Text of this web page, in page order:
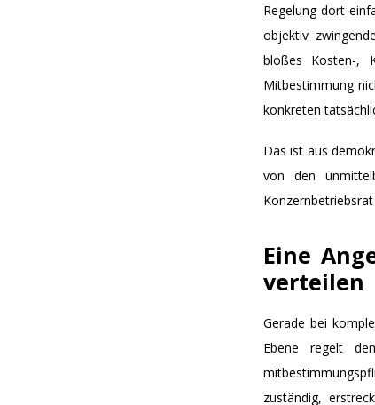
Regelung dort
objektiv
bloßes Kosten-,
Mitbestimmung
konkreten
Das ist aus
von den
Eine
verteilen
Gerade bei
Ebene regelt
zuständig,